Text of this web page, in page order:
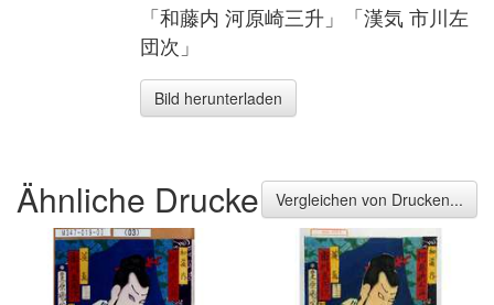
「和藤内 河原崎三升」「漢気 市川左
団次」
Bild herunterladen
Ähnliche Drucke Vergleichen von Drucken...